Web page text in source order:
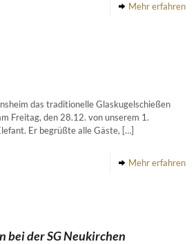
Mehr erfahren
das traditionelle Glaskugelschießen
Freitag, den 28.12. von unserem 1.
Er begrüßte alle Gäste, […]
Mehr erfahren
bei der SG Neukirchen